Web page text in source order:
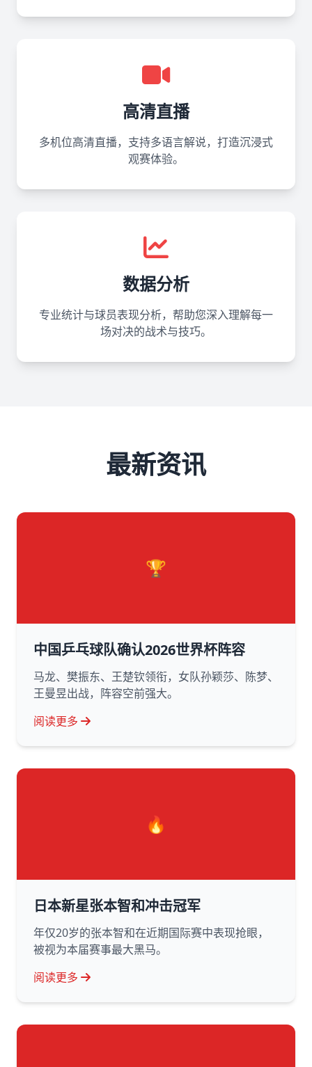
高清直播
多机位高清直播，支持多语言解说，打造沉浸式
观赛体验。
数据分析
专业统计与球员表现分析，帮助您深入理解每一
场对决的战术与技巧。
最新资讯
🏆
中国乒乓球队确认2026世界杯阵容
马龙、樊振东、王楚钦领衔，女队孙颖莎、陈梦、
王曼昱出战，阵容空前强大。
阅读更多
🔥
日本新星张本智和冲击冠军
年仅20岁的张本智和在近期国际赛中表现抢眼，
被视为本届赛事最大黑马。
阅读更多